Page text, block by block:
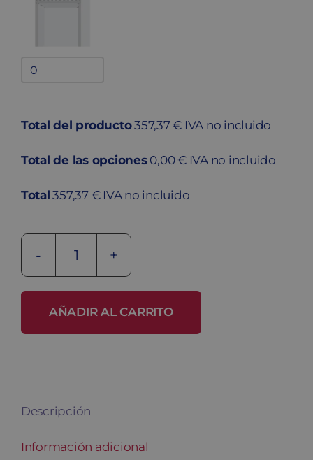
Bandejas
Total del producto357,37 € IVA no incluido
Total de las opciones 0,00 € IVA no incluido
Total 357,37 € IVA no incluido
Taquilla
soldada
AÑADIR AL CARRITO
Descripción
Información adicional